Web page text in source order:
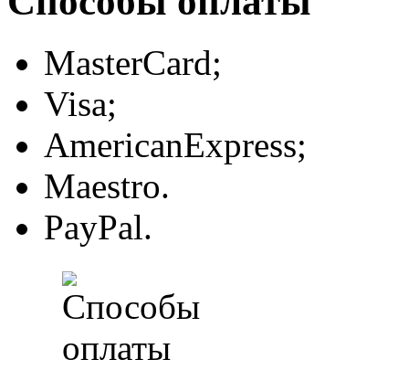
MasterCard;
Visa;
AmericanExpress;
Maestro.
PayPal.